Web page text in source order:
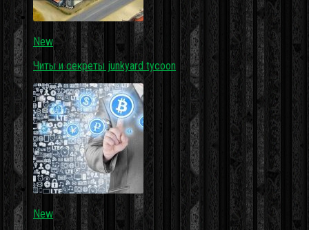
New
Читы и секреты junkyard tycoon
New